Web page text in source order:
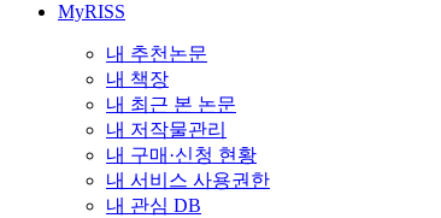
MyRISS
내 추천논문
내 책장
내 최근 본 논문
내 저작물관리
내 구매·신청 현황
내 서비스 사용권한
내 관심 DB